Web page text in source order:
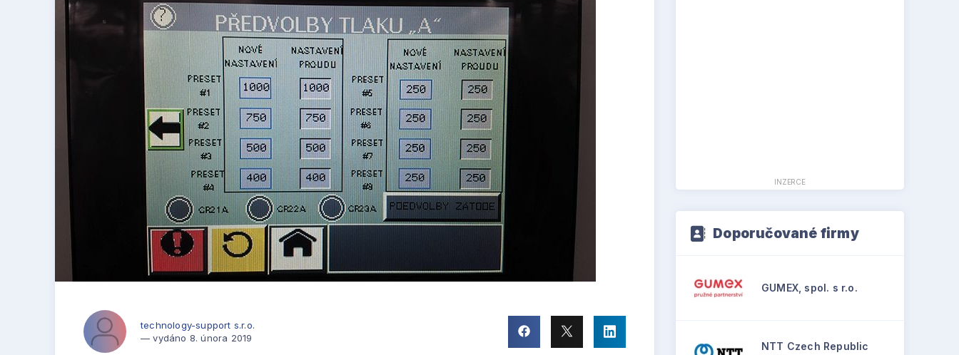
technology-support s.r.o.
— vydáno 8. února 2019
INZERCE
Doporučované firmy
GUMEX, spol. s r.o.
NTT Czech Republic